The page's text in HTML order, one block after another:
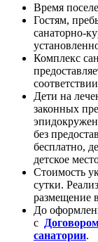
Время
Гостям,
санаторно-
Комплекс
Дети на
законных
без
бесплатно,
детское
Стоимость
сутки.
размещение
До
с
санатории.